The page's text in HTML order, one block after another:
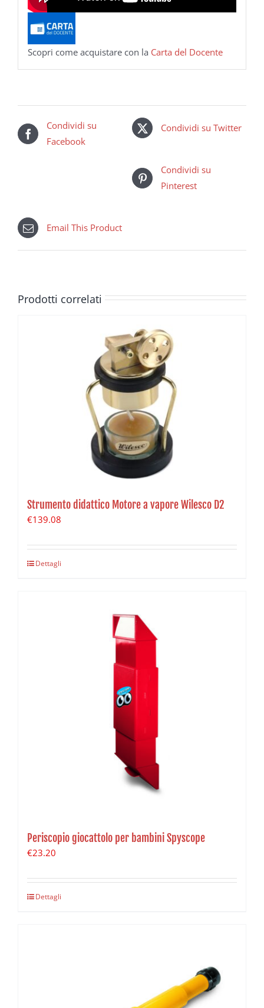
Scopri come acquistare con la Carta del Docente
Condividi su
Facebook
Condividi su Twitter
Condividi su
Pinterest
Email This Product
Prodotti correlati
Strumento didattico Motore a vapore Wilesco D2
€139.08
Dettagli
Periscopio giocattolo per bambini Spyscope
€23.20
Dettagli